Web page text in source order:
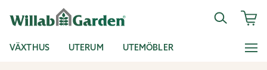
VÄXTHUS UTERUM UTEMÖBLER